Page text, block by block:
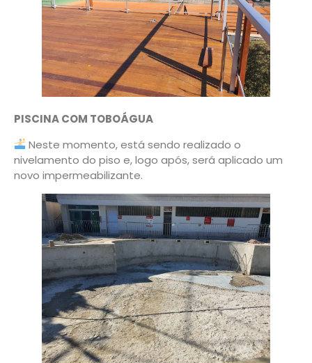
PISCINA COM TOBOÁGUA
Neste momento, está sendo realizado o
nivelamento do piso e, logo após, será aplicado um
novo impermeabilizante.